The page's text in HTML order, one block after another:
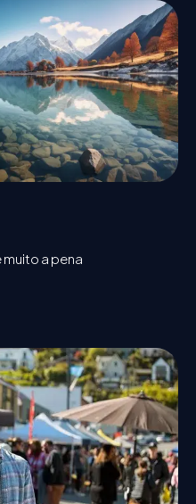
muito a pena